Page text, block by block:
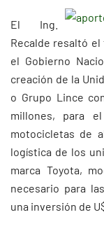
El Ing.
Recalde resaltó
el Gobierno
creación de la
o Grupo Lince
millones, para
motocicletas de
logística de los
marca Toyota,
necesario para
una inversión de